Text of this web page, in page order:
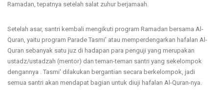
Ramadan, tepatnya setelah salat zuhur berjamaah.
Setelah asar, santri kembali mengikuti program Ramadan bersama Al-
Quran, yaitu program Parade Tasmi' atau memperdengarkan hafalan Al-
Quran sebanyak satu juz di hadapan para penguji yang merupakan
ustadz/ustadzah (mentor) dan teman-teman santri yang sekelompok
dengannya . Tasmi' dilakukan bergantian secara berkelompok, jadi
semua santri akan mendapat bagian untuk diuji hafalan Al-Quran-nya.